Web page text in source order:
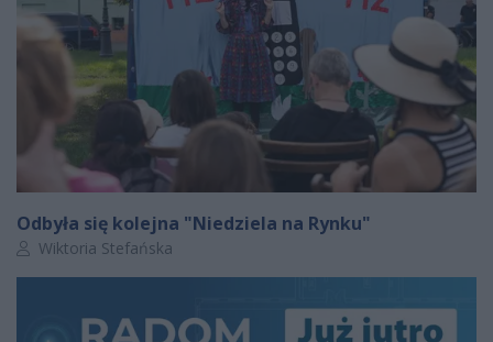
Odbyła się kolejna "Niedziela na Rynku"
Autor artykułu:
Wiktoria Stefańska